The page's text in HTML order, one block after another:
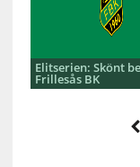
Elitserien: Skönt
Frillesås BK